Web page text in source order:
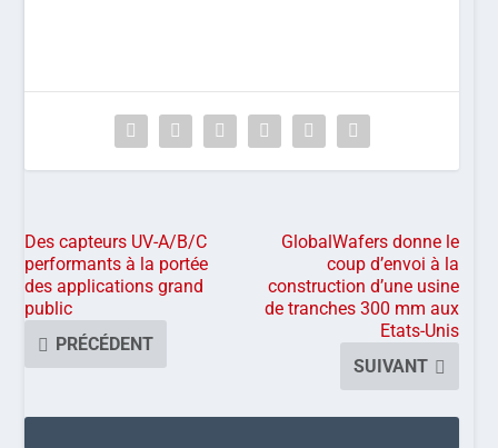
Des capteurs UV-A/B/C
performants à la portée
des applications grand
public
PRÉCÉDENT
GlobalWafers donne le
coup d’envoi à la
construction d’une usine
de tranches 300 mm aux
Etats-Unis
SUIVANT